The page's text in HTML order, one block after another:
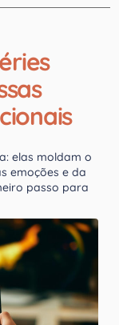
elas moldam o
emoções e da
passo para